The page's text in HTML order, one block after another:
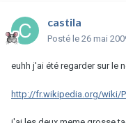
castila
Posté le 26 mai
euhh j'ai été regarder sur le
http://fr.wikipedia.org/wiki/